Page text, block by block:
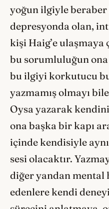
yoğun ilgiyle beraber
depresyonda olan,
kişi Haig’e ulaşmaya
bu sorumluluğun
bu ilgiyi korkutucu
yazmamış olmayı
Oysa yazarak
ona başka bir kapı
içinde kendisiyle
sesi olacaktır.
diğer yandan mental
edenlere kendi